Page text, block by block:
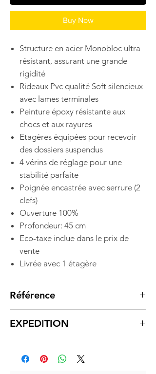
Buy Now
Structure en acier Monobloc ultra
résistant, assurant une grande
rigidité
Rideaux Pvc qualité Soft silencieux
avec lames terminales
Peinture époxy résistante aux
chocs et aux rayures
Etagères équipées pour recevoir
des dossiers suspendus
4 vérins de réglage pour une
stabilité parfaite
Poignée encastrée avec serrure (2
clefs)
Ouverture 100%
Profondeur: 45 cm
Eco-taxe inclue dans le prix de
vente
Livrée avec 1 étagère
Référence
EXPEDITION
L'expédition consiste à l'envoi de